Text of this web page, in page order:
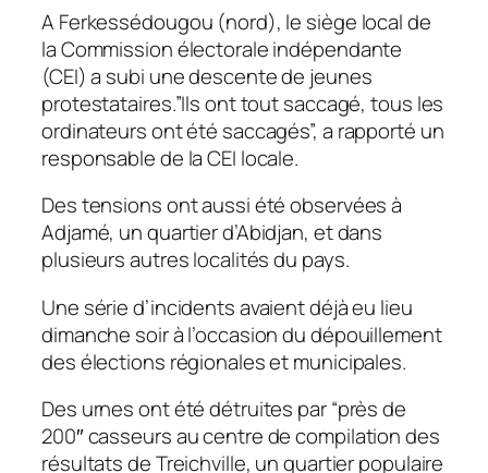
A Ferkessédougou (nord), le siège local de
la Commission électorale indépendante
(CEI) a subi une descente de jeunes
protestataires.”Ils ont tout saccagé, tous les
ordinateurs ont été saccagés”, a rapporté un
responsable de la CEI locale.
Des tensions ont aussi été observées à
Adjamé, un quartier d’Abidjan, et dans
plusieurs autres localités du pays.
Une série d’incidents avaient déjà eu lieu
dimanche soir à l’occasion du dépouillement
des élections régionales et municipales.
Des urnes ont été détruites par “près de
200″ casseurs au centre de compilation des
résultats de Treichville, un quartier populaire